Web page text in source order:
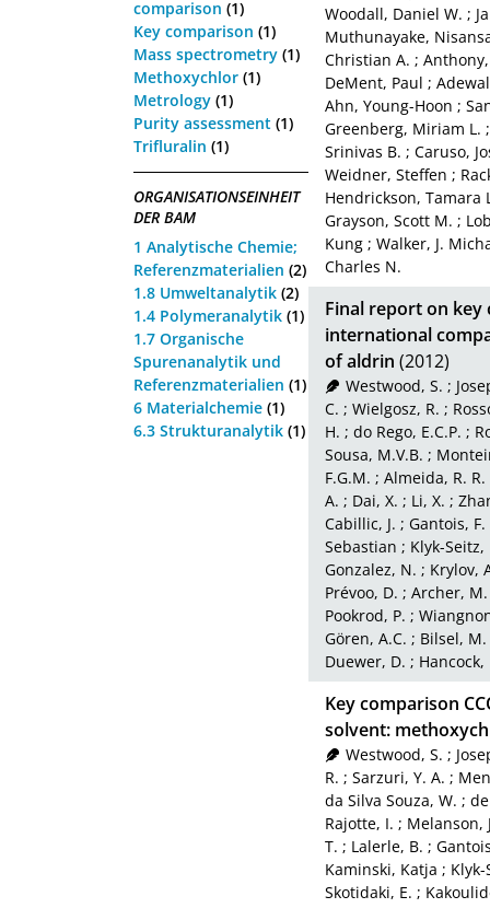
comparison (1)
Key comparison (1)
Mass spectrometry (1)
Methoxychlor (1)
Metrology (1)
Purity assessment (1)
Trifluralin (1)
ORGANISATIONSEINHEIT
DER BAM
1 Analytische Chemie;
Referenzmaterialien (2)
1.8 Umweltanalytik (2)
1.4 Polymeranalytik (1)
1.7 Organische
Spurenanalytik und
Referenzmaterialien (1)
6 Materialchemie (1)
6.3 Strukturanalytik (1)
Woodall, Daniel W. ;
Muthunayake,
Christian A. ;
DeMent, Paul ;
Ahn, Young-Hoon ;
Greenberg, Miriam L.
Srinivas B. ; Caruso,
Weidner, Steffen ;
Hendrickson, Tamara
Grayson, Scott M. ;
Kung ; Walker, J.
Charles N.
Final report on key
international
of aldrin (2012)
Westwood, S. ;
C. ; Wielgosz, R. ;
H. ; do Rego, E.C.P. ;
Sousa, M.V.B. ;
F.G.M. ; Almeida, R. R.
A. ; Dai, X. ; Li, X. ;
Cabillic, J. ; Gantois, F.
Sebastian ; Klyk-
Gonzalez, N. ; Krylov,
Prévoo, D. ; Archer, M.
Pookrod, P. ;
Gören, A.C. ; Bilsel, M.
Duewer, D. ; Hancock,
Key comparison
solvent:
Westwood, S. ;
R. ; Sarzuri, Y. A. ;
da Silva Souza, W. ;
Rajotte, I. ; Melanson,
T. ; Lalerle, B. ;
Kaminski, Katja ;
Skotidaki, E. ;